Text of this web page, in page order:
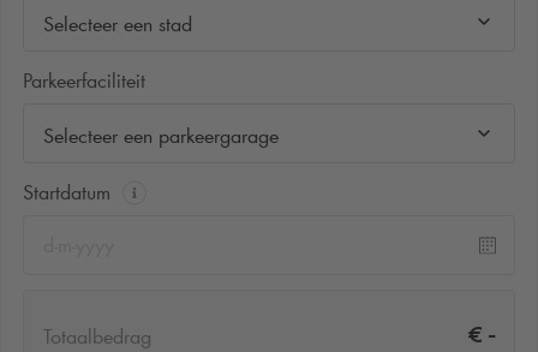
Selecteer een stad
Parkeerfaciliteit
Selecteer een parkeergarage
Startdatum
Totaalbedrag € -